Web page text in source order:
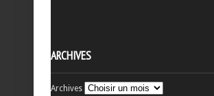
ARCHIVES
Archives